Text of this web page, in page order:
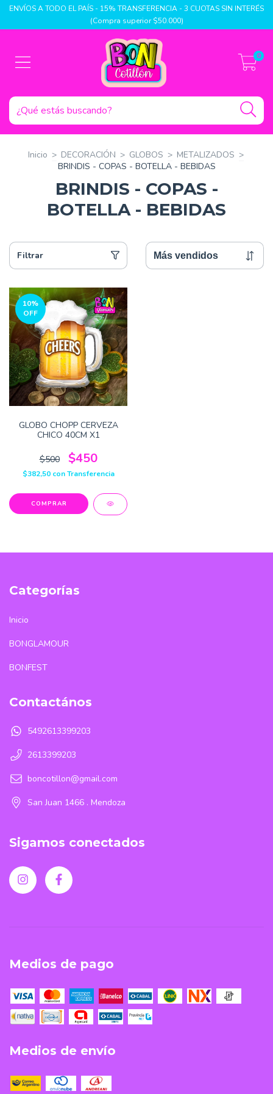
ENVÍOS A TODO EL PAÍS - 15% TRANSFERENCIA - 3 CUOTAS SIN INTERÉS
(Compra superior $50.000)
0
Inicio > DECORACIÓN > GLOBOS > METALIZADOS >
BRINDIS - COPAS - BOTELLA - BEBIDAS
BRINDIS - COPAS -
BOTELLA - BEBIDAS
Filtrar
10%
OFF
GLOBO CHOPP CERVEZA
CHICO 40CM X1
$500 $450
$382,50 con Transferencia
Categorías
Inicio
BONGLAMOUR
BONFEST
Contactános
5492613399203
2613399203
boncotillon@gmail.com
San Juan 1466 . Mendoza
Sigamos conectados
Medios de pago
Medios de envío